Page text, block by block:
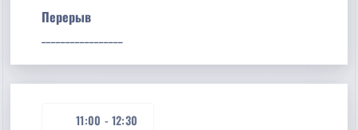
Перерыв
11:00 - 12:30